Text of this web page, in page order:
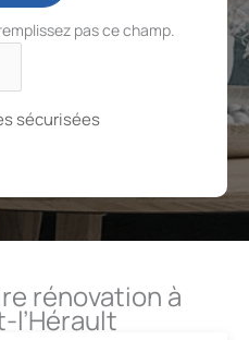
pas ce champ.
sécurisées
rénovation à
l’Hérault